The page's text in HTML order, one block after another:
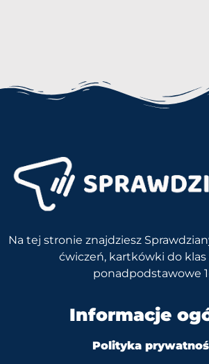
Na tej stronie znajdziesz
ćwiczeń, kartkówki do klas
ponadpodstawowe
Informacje
Polityka